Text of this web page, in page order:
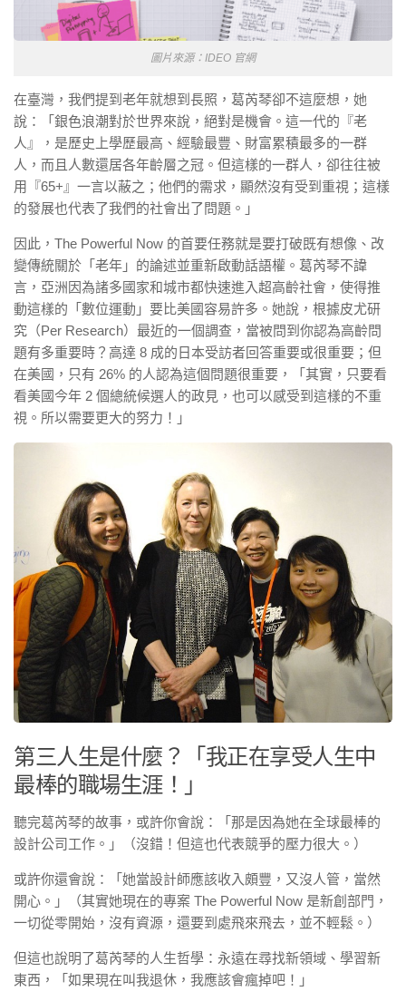
圖片來源：IDEO 官網
在臺灣，我們提到老年就想到長照，葛芮琴卻不這麼想，她
說：「銀色浪潮對於世界來說，絕對是機會。這一代的『老
人』，是歷史上學歷最高、經驗最豐、財富累積最多的一群
人，而且人數還居各年齡層之冠。但這樣的一群人，卻往往被
用『65+』一言以蔽之；他們的需求，顯然沒有受到重視；這樣
的發展也代表了我們的社會出了問題。」
因此，The Powerful Now 的首要任務就是要打破既有想像、改
變傳統關於「老年」的論述並重新啟動話語權。葛芮琴不諱
言，亞洲因為諸多國家和城市都快速進入超高齡社會，使得推
動這樣的「數位運動」要比美國容易許多。她說，根據皮尤研
究（Per Research）最近的一個調查，當被問到你認為高齡問
題有多重要時？高達 8 成的日本受訪者回答重要或很重要；但
在美國，只有 26% 的人認為這個問題很重要，「其實，只要看
看美國今年 2 個總統候選人的政見，也可以感受到這樣的不重
視。所以需要更大的努力！」
第三人生是什麼？「我正在享受人生中
最棒的職場生涯！」
聽完葛芮琴的故事，或許你會說：「那是因為她在全球最棒的
設計公司工作。」（沒錯！但這也代表競爭的壓力很大。）
或許你還會說：「她當設計師應該收入頗豐，又沒人管，當然
開心。」（其實她現在的專案 The Powerful Now 是新創部門，
一切從零開始，沒有資源，還要到處飛來飛去，並不輕鬆。）
但這也說明了葛芮琴的人生哲學：永遠在尋找新領域、學習新
東西，「如果現在叫我退休，我應該會瘋掉吧！」